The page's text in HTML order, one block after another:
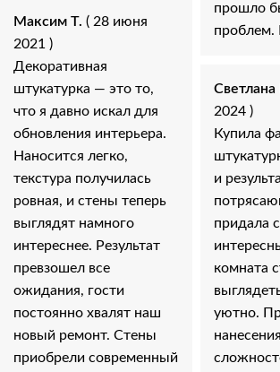
Максим Т. ( 28 июня
2021 )
Декоративная
штукатурка — это то,
что я давно искал для
обновления интерьера.
Наносится легко,
текстура получилась
ровная, и стены теперь
выглядят намного
интереснее. Результат
превзошел все
ожидания, гости
постоянно хвалят наш
новый ремонт. Стены
приобрели современный
прошло
проблем.
Светлана
2024 )
Купила
и
придала
комната
уютно.